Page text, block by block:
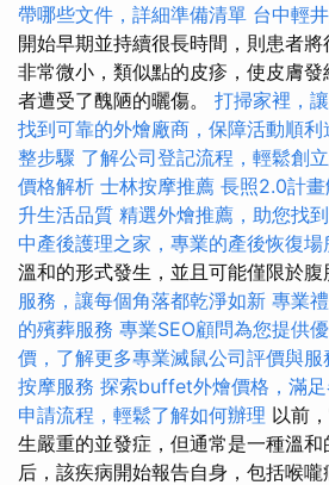
帶哪些文件，詳細準備清單 台中輕
開始早期並持續很長時間，則患者
非常微小，類似點的皮疹，使皮膚
者遭受了醜陋的曬傷。 打掃家裡，
找到可靠的外燴廠商，保障活動順利
整步驟 了解公司登記流程，輕鬆創
價格解析 士林按摩推薦 長照2.0計
升生活品質 精選外燴推薦，助您找
中產後護理之家，專業的產後恢復場
溫和的形式發生，並且可能僅限於腹
服務，讓每個角落都乾淨如新 專業
的殯葬服務 專業SEO顧問為您提供
價，了解更多專業滅鼠公司評價與服
按摩服務 探索buffet外燴價格，滿
申請流程，輕鬆了解如何辦理 以前
生嚴重的並發症，但通常是一種溫
后，該疾病開始報告自身，包括喉